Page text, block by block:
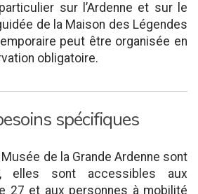
sur l’Ardenne et sur le
de la Maison des Légendes
peut être organisée en
obligatoire.
spécifiques
de la Grande Ardenne sont
elles sont accessibles aux
27 et aux personnes à mobilité